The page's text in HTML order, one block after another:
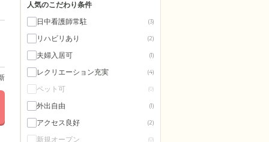
人気のこだわり条件
日中看護師常駐
(3)
リハビリあり (2)
夫婦入居可 (1)
レクリエーション充実 (4)
ペット可 (0)
外出自由 (1)
アクセス良好 (2)
新規オープン (0)